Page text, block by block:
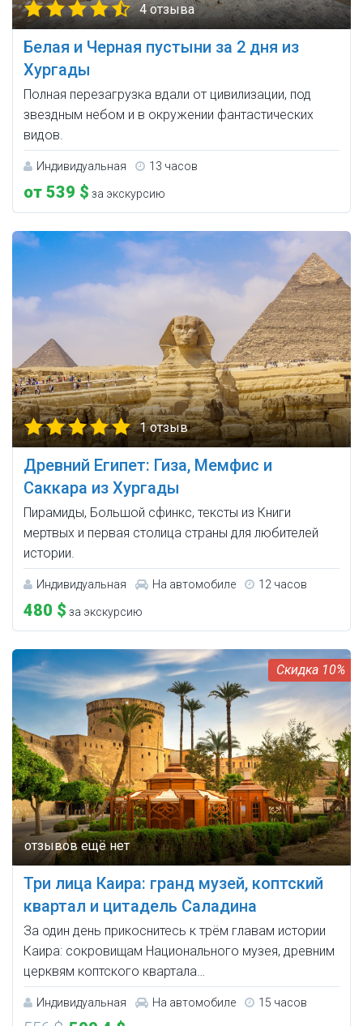
4 отзыва
Белая и Черная пустыни за 2 дня из
Хургады
Полная перезагрузка вдали от цивилизации, под
звездным небом и в окружении фантастических
видов.
Индивидуальная 13 часов
от 539 $ за экскурсию
1 отзыв
Древний Египет: Гиза, Мемфис и
Саккара из Хургады
Пирамиды, Большой сфинкс, тексты из Книги
мертвых и первая столица страны для любителей
истории.
Индивидуальная На автомобиле 12 часов
480 $ за экскурсию
10%
Три лица Каира: гранд музей, коптский
квартал и цитадель Саладина
За один день прикоснитесь к трём главам истории
Каира: сокровищам Национального музея, древним
церквям коптского квартала…
Индивидуальная На автомобиле 15 часов